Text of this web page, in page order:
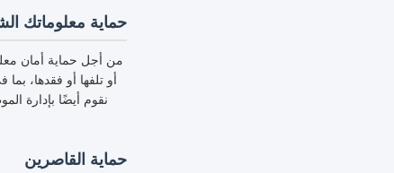
حماية معلوماتك
من أجل حماية أمان
نقوم أيضًا بإدارة
حماية القاصرين